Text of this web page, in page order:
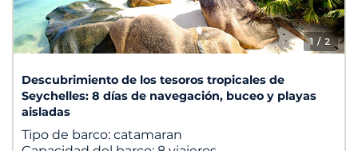
1 / 2
Descubrimiento de los tesoros tropicales de
Seychelles: 8 días de navegación, buceo y playas
aisladas
Tipo de barco: catamaran